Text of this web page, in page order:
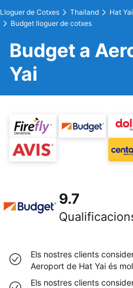
Lloguer de Cotxes Thailand Hat Yai
Budget lloguer de cotxes
Budget a
Yai
9.7
Els nostres clients
Aeroport de Hat Yai és
Els nostres clients